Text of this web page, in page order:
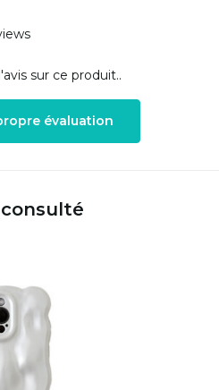
sur ce produit..
évaluation